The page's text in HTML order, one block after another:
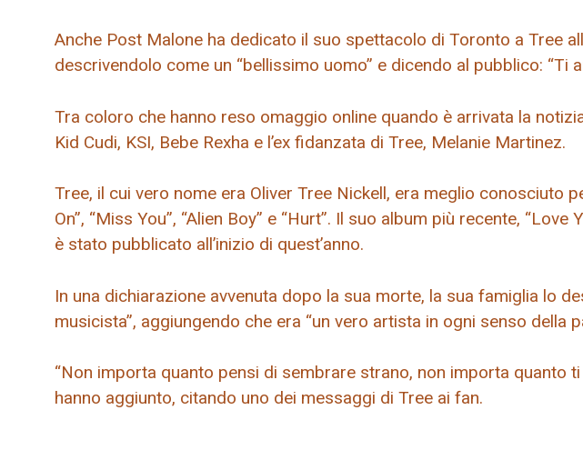
Anche Post Malone ha dedicato il suo spettacolo di Toronto a Tree
descrivendolo come un “bellissimo uomo” e dicendo al pubblico: “Ti
Tra coloro che hanno reso omaggio online quando è arrivata la
Kid Cudi, KSI, Bebe Rexha e l’ex fidanzata di Tree, Melanie Martinez.
Tree, il cui vero nome era Oliver Tree Nickell, era meglio conosciuto
On”, “Miss You”, “Alien Boy” e “Hurt”. Il suo album più recente, “Love
è stato pubblicato all’inizio di quest’anno.
In una dichiarazione avvenuta dopo la sua morte, la sua famiglia lo
musicista”, aggiungendo che era “un vero artista in ogni senso della
“Non importa quanto pensi di sembrare strano, non importa quanto
hanno aggiunto, citando uno dei messaggi di Tree ai fan.